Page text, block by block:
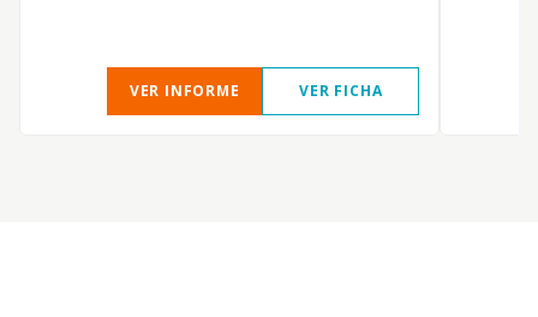
VER INFORME VER FICHA